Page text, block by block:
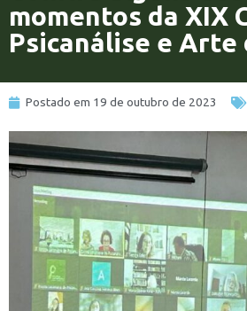
momentos da XIX
Psicanálise e Arte
Postado em 19 de outubro de 2023